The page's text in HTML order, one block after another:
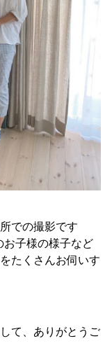
での撮影です
お子様の様子など
たくさんお伺いす
て、ありがとうご